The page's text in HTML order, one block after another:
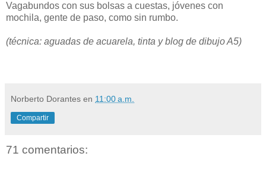
Vagabundos con sus bolsas a cuestas, jóvenes con
mochila, gente de paso, como sin rumbo.
(técnica: aguadas de acuarela, tinta y blog de dibujo A5)
Norberto Dorantes en 11:00 a.m.
Compartir
71 comentarios: